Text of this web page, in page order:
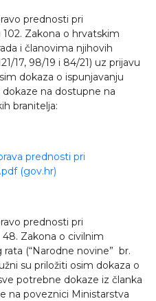
prednosti pri
Zakona o hrvatskim
i članovima njihovih
17, 98/19 i 84/21) uz prijavu
dokaza o ispunjavanju
na dostupne na
branitelja:
prednosti pri
(gov.hr)
prednosti pri
Zakona o civilnim
(“Narodne novine” br.
su priložiti osim dokaza o
potrebne dokaze iz članka
na poveznici Ministarstva